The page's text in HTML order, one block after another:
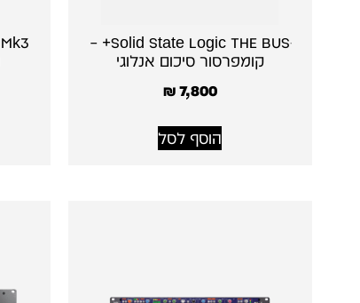
Solid State Logic THE BUSּ+ –
קומפרסור סיכום אנלוגי
₪7,800
הוסף לסל